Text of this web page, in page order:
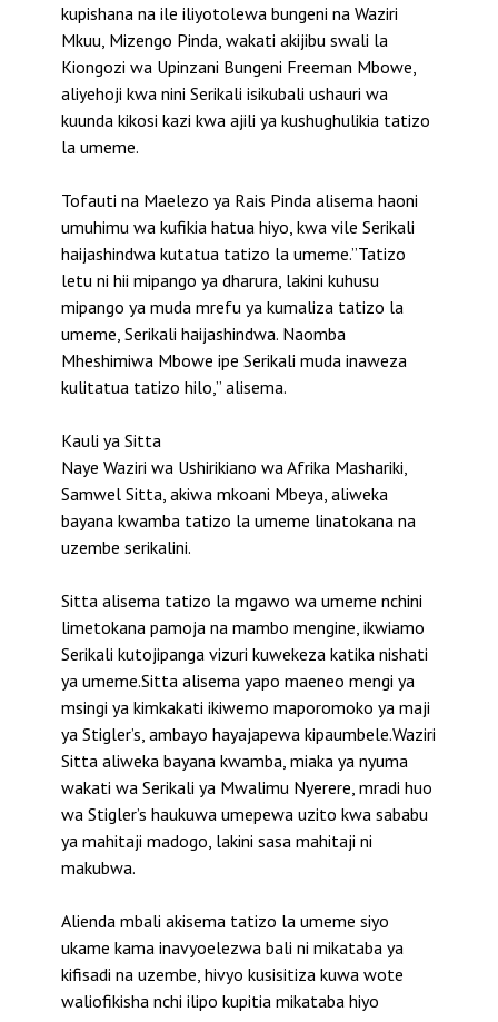
kupishana na ile iliyotolewa bungeni na Waziri
Mkuu, Mizengo Pinda, wakati akijibu swali la
Kiongozi wa Upinzani Bungeni Freeman Mbowe,
aliyehoji kwa nini Serikali isikubali ushauri wa
kuunda kikosi kazi kwa ajili ya kushughulikia tatizo
la umeme.
Tofauti na Maelezo ya Rais Pinda alisema haoni
umuhimu wa kufikia hatua hiyo, kwa vile Serikali
haijashindwa kutatua tatizo la umeme.”Tatizo
letu ni hii mipango ya dharura, lakini kuhusu
mipango ya muda mrefu ya kumaliza tatizo la
umeme, Serikali haijashindwa. Naomba
Mheshimiwa Mbowe ipe Serikali muda inaweza
kulitatua tatizo hilo,” alisema.
Kauli ya Sitta
Naye Waziri wa Ushirikiano wa Afrika Mashariki,
Samwel Sitta, akiwa mkoani Mbeya, aliweka
bayana kwamba tatizo la umeme linatokana na
uzembe serikalini.
Sitta alisema tatizo la mgawo wa umeme nchini
limetokana pamoja na mambo mengine, ikwiamo
Serikali kutojipanga vizuri kuwekeza katika nishati
ya umeme.Sitta alisema yapo maeneo mengi ya
msingi ya kimkakati ikiwemo maporomoko ya maji
ya Stigler’s, ambayo hayajapewa kipaumbele.Waziri
Sitta aliweka bayana kwamba, miaka ya nyuma
wakati wa Serikali ya Mwalimu Nyerere, mradi huo
wa Stigler’s haukuwa umepewa uzito kwa sababu
ya mahitaji madogo, lakini sasa mahitaji ni
makubwa.
Alienda mbali akisema tatizo la umeme siyo
ukame kama inavyoelezwa bali ni mikataba ya
kifisadi na uzembe, hivyo kusisitiza kuwa wote
waliofikisha nchi ilipo kupitia mikataba hiyo